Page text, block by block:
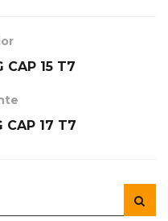
CAP 15 T7
CAP 17 T7